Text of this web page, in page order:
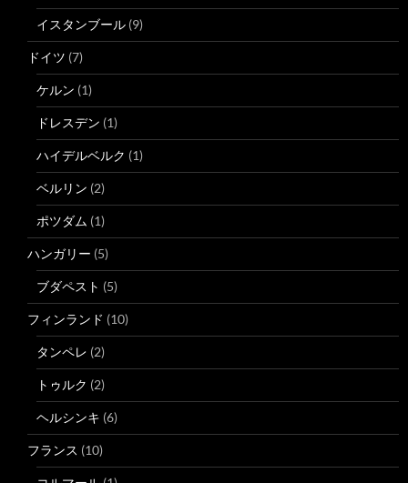
イスタンブール (9)
ドイツ (7)
ケルン (1)
ドレスデン (1)
ハイデルベルク (1)
ベルリン (2)
ポツダム (1)
ハンガリー (5)
ブダペスト (5)
フィンランド (10)
タンペレ (2)
トゥルク (2)
ヘルシンキ (6)
フランス (10)